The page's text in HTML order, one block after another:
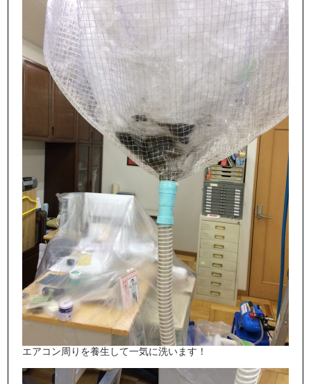
エアコン周りを養生して一気に洗います！